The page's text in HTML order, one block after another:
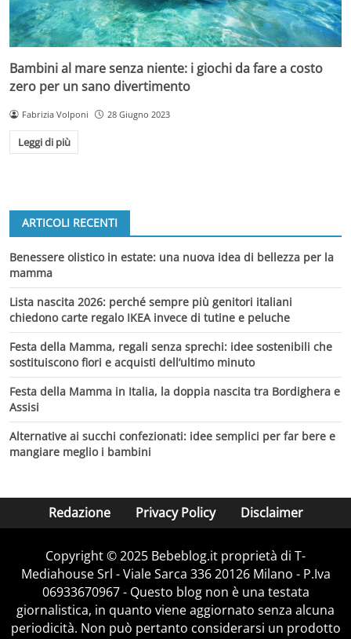
Bambini al mare senza niente: i giochi da fare a costo
zero per un sano divertimento
Fabrizia Volponi 28 Giugno 2023
Leggi di più
ARTICOLI RECENTI
Benessere olistico in estate: una nuova idea di bellezza per la
mamma
Lista nascita 2026: perché sempre più genitori italiani
chiedono carte regalo IKEA invece di tutine e peluche
Festa della Mamma, regali senza sprechi: idee sostenibili che
sostituiscono fiori e acquisti dell’ultimo minuto
Festa della Mamma in Italia, la doppia nascita tra Bordighera e
Assisi
Alternative ai succhi confezionati: idee semplici per far bere e
mangiare meglio i bambini
Redazione Privacy Policy Disclaimer
Copyright © 2025 Bebeblog.it proprietà di T-
Mediahouse Srl - Viale Sarca 336 20126 Milano - P.Iva
06933670967 - Questo blog non è una testata
giornalistica, in quanto viene aggiornato senza alcuna
periodicità. Non può pertanto considerarsi un prodotto